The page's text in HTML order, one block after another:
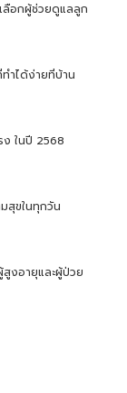
อกผู้ช่วยดูแลลูก
ำได้ง่ายที่บ้าน
ในปี 2568
สุขในทุกวัน
สูงอายุและผู้ป่วย